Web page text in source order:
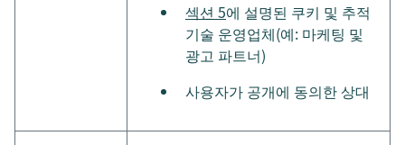
섹션 5에 설명된 쿠키 및 추적
기술 운영업체(예: 마케팅 및
광고 파트너)
사용자가 공개에 동의한 상대